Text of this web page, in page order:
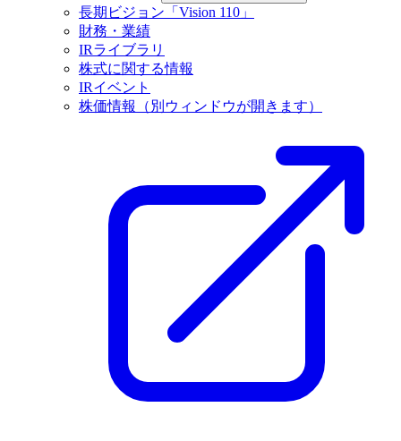
長期ビジョン「Vision 110」
財務・業績
IRライブラリ
株式に関する情報
IRイベント
株価情報
（別ウィンドウが開きます）